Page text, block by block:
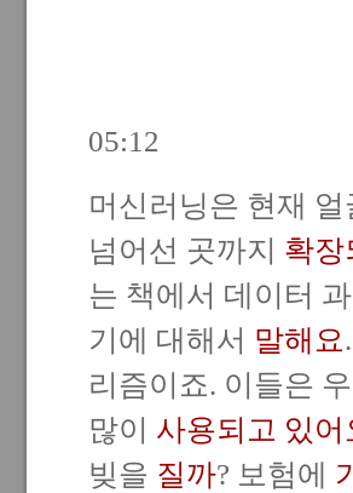
05:12
머신러닝은 현재 얼
넘어선 곳까지 확장
는 책에서 데이터
기에 대해서 말해요
리즘이죠. 이들은
많이 사용되고 있어
빚을 질까? 보험에